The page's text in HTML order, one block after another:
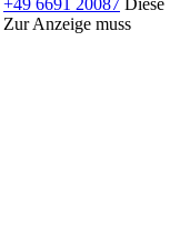
+49 6691 20087 Diese
Anzeige muss